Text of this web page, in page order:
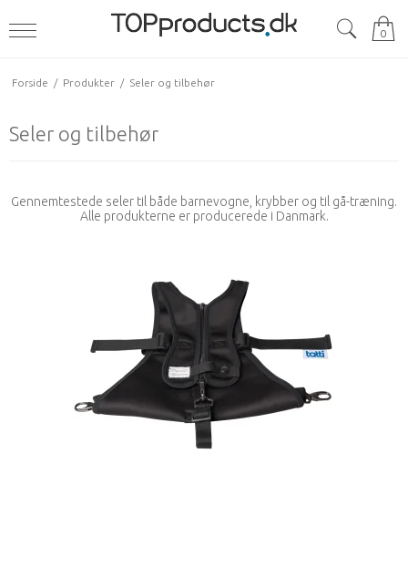
0
Forside / Produkter / Seler og tilbehør
Seler og tilbehør
Gennemtestede seler til både barnevogne, krybber og til gå-træning.
Alle produkterne er producerede i Danmark.